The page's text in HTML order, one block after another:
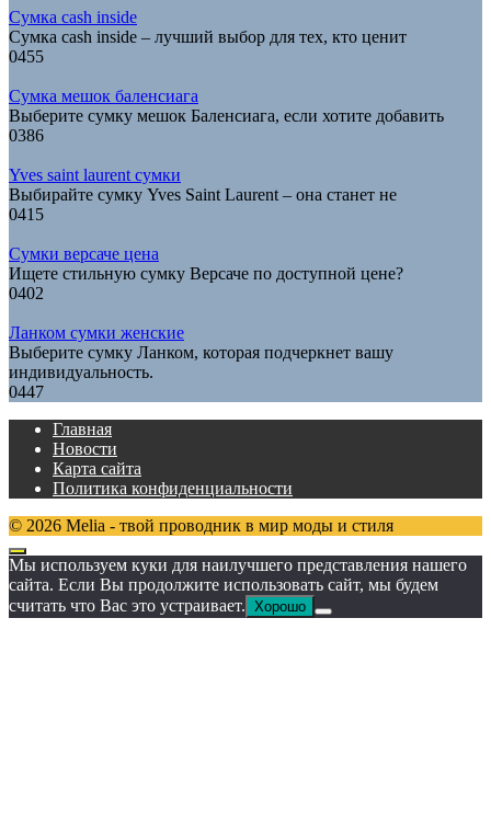
Сумка cash inside
Сумка cash inside – лучший выбор для тех, кто ценит
0455
Сумка мешок баленсиага
Выберите сумку мешок Баленсиага, если хотите добавить
0386
Yves saint laurent сумки
Выбирайте сумку Yves Saint Laurent – она станет не
0415
Сумки версаче цена
Ищете стильную сумку Версаче по доступной цене?
0402
Ланком сумки женские
Выберите сумку Ланком, которая подчеркнет вашу
индивидуальность.
0447
Главная
Новости
Карта сайта
Политика конфиденциальности
© 2026 Melia - твой проводник в мир моды и стиля
Мы используем куки для наилучшего представления нашего
сайта. Если Вы продолжите использовать сайт, мы будем
считать что Вас это устраивает. Хорошо